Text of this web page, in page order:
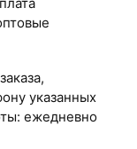
указанных
ежедневно